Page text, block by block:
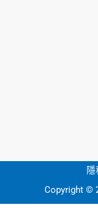
Copyright ©